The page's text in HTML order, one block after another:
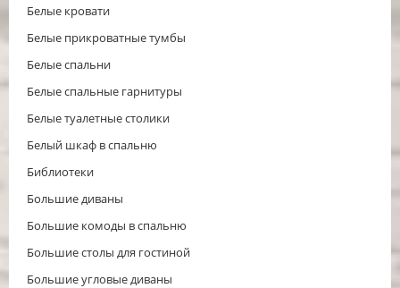
Белые кровати
Белые прикроватные тумбы
Белые спальни
Белые спальные гарнитуры
Белые туалетные столики
Белый шкаф в спальню
Библиотеки
Большие диваны
Большие комоды в спальню
Большие столы для гостиной
Большие угловые диваны